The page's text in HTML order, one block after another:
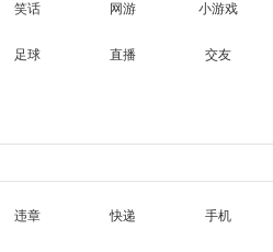
笑话 网游 小游戏
足球 直播 交友
违章 快递 手机